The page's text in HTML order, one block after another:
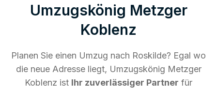
Umzugskönig Metzger
Koblenz
Planen Sie einen Umzug nach Roskilde? Egal wo
die neue Adresse liegt, Umzugskönig Metzger
Koblenz ist Ihr zuverlässiger Partner für